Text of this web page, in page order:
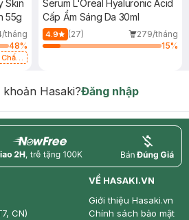
Skin
55g
tháng
48%
Serum L'Oreal Hyaluronic Acid
Cấp Ẩm Sáng Da 30ml
4.9 (27)
279/tháng
15%
Hasaki?Đăng nhập
price
CN)
VỀ HASAKI.VN
Giới thiệu Hasaki.vn
Chính sách bảo mật